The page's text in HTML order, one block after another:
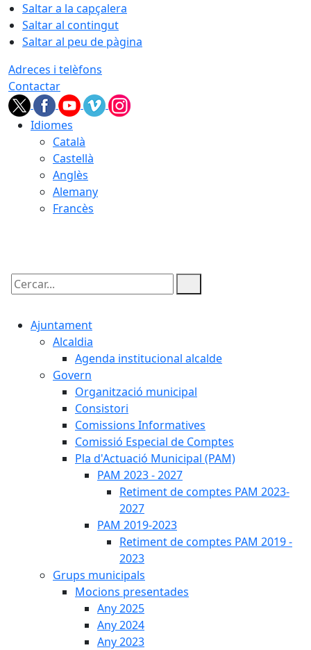
Saltar a la capçalera
Saltar al contingut
Saltar al peu de pàgina
Adreces i telèfons
Contactar
Idiomes
Català
Castellà
Anglès
Alemany
Francès
Cercar:
Ajuntament
Alcaldia
Agenda institucional alcalde
Govern
Organització municipal
Consistori
Comissions Informatives
Comissió Especial de Comptes
Pla d'Actuació Municipal (PAM)
PAM 2023 - 2027
Retiment de comptes PAM 2023-
2027
PAM 2019-2023
Retiment de comptes PAM 2019 -
2023
Grups municipals
Mocions presentades
Any 2025
Any 2024
Any 2023